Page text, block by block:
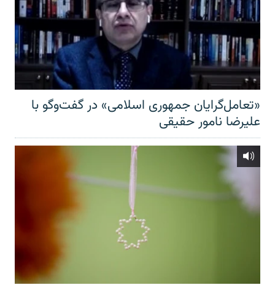
«تعامل‌گرایان جمهوری اسلامی» در گفت‌وگو با
علیرضا نامور حقیقی